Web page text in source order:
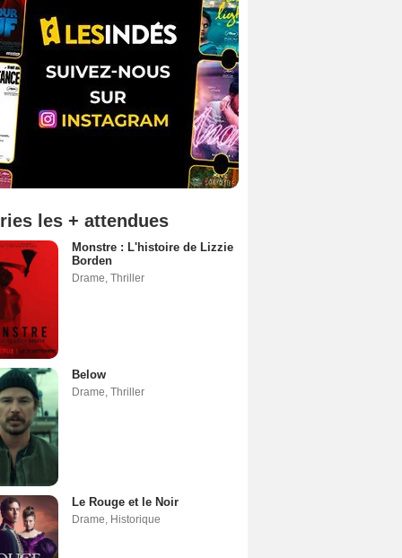
les + attendues
Monstre : L'histoire de Lizzie
Borden
Drame, Thriller
Below
Drame, Thriller
Le Rouge et le Noir
Drame, Historique